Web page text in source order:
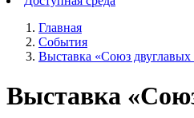
Главная
События
Выставка «Союз двуглавых
Выставка